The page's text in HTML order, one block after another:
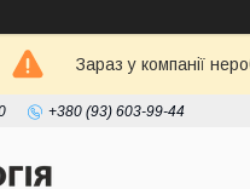
Зараз у компанії
+380 (93) 603-99-44